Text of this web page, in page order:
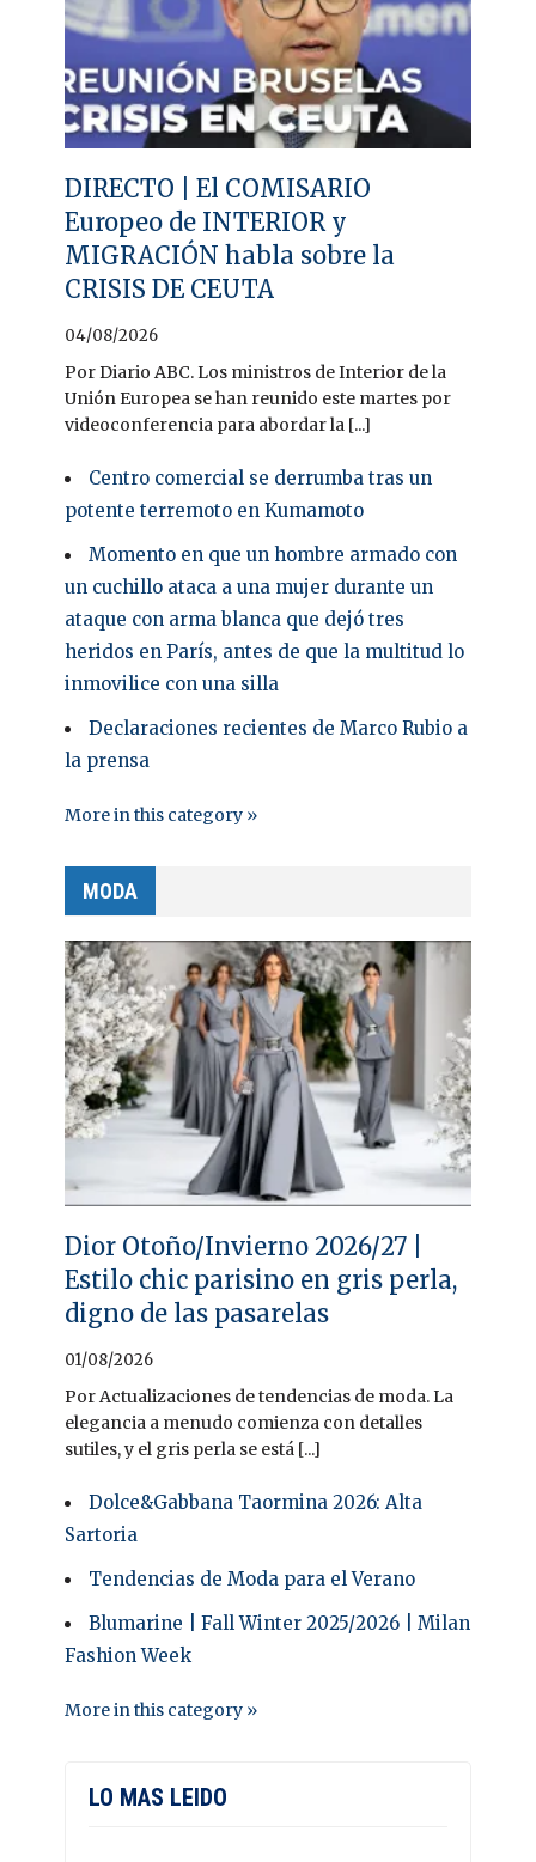
DIRECTO | El COMISARIO
Europeo de INTERIOR y
MIGRACIÓN habla sobre la
CRISIS DE CEUTA
04/08/2026
Por Diario ABC. Los ministros de Interior de la
Unión Europea se han reunido este martes por
videoconferencia para abordar la [...]
Centro comercial se derrumba tras un
potente terremoto en Kumamoto
Momento en que un hombre armado con
un cuchillo ataca a una mujer durante un
ataque con arma blanca que dejó tres
heridos en París, antes de que la multitud lo
inmovilice con una silla
Declaraciones recientes de Marco Rubio a
la prensa
More in this category »
MODA
Dior Otoño/Invierno 2026/27 |
Estilo chic parisino en gris perla,
digno de las pasarelas
01/08/2026
Por Actualizaciones de tendencias de moda. La
elegancia a menudo comienza con detalles
sutiles, y el gris perla se está [...]
Dolce&Gabbana Taormina 2026: Alta
Sartoria
Tendencias de Moda para el Verano
Blumarine | Fall Winter 2025/2026 | Milan
Fashion Week
More in this category »
LO MAS LEIDO